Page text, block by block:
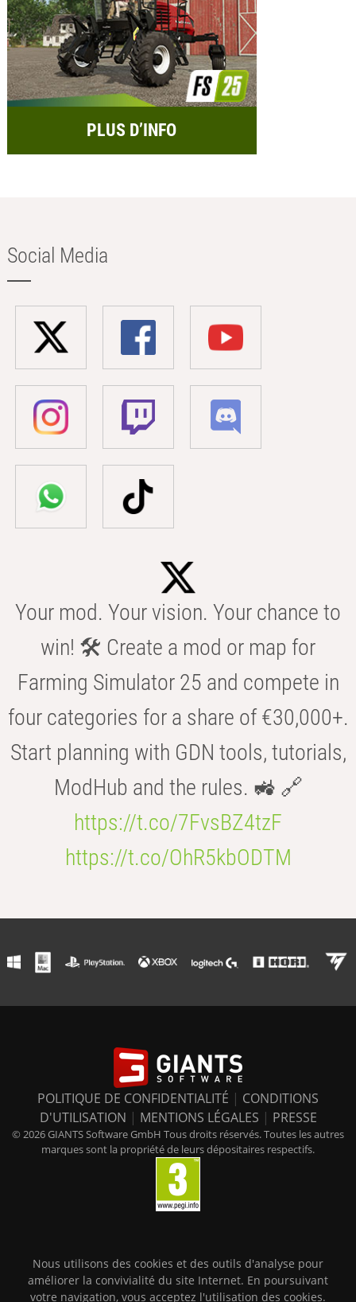
PLUS D’INFO
Social Media
Your mod. Your vision. Your chance to
win! 🛠️ Create a mod or map for
Farming Simulator 25 and compete in
four categories for a share of €30,000+.
Start planning with GDN tools, tutorials,
ModHub and the rules. 🚜 🔗
https://t.co/7FvsBZ4tzF
https://t.co/OhR5kbODTM
POLITIQUE DE CONFIDENTIALITÉ | CONDITIONS
D'UTILISATION | MENTIONS LÉGALES | PRESSE
© 2026 GIANTS Software GmbH Tous droits réservés. Toutes les autres
marques sont la propriété de leurs dépositaires respectifs.
Nous utilisons des cookies et des outils d'analyse pour
améliorer la convivialité du site Internet. En poursuivant
votre navigation, vous acceptez l'utilisation des cookies.